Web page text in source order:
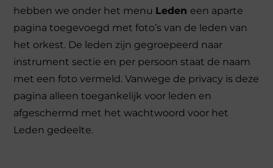
hebben we onder het menu Leden een aparte
pagina toegevoegd met foto’s van de leden van
het orkest. De leden zijn gegroepeerd naar
instrument sectie en per persoon staat de naam
met een foto vermeld. Vanwege de privacy is deze
pagina alleen toegankelijk voor leden en
afgeschermd met het wachtwoord voor het
Leden gedeelte.